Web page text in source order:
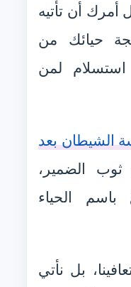
أن تأتيه
حيائك من
لمن
الشيطان بعد
الضمير،
الحياء
بل نأتي